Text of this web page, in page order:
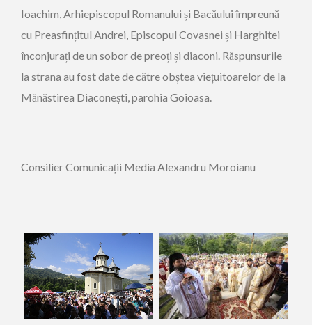
Ioachim, Arhiepiscopul Romanului și Bacăului împreună
cu Preasfințitul Andrei, Episcopul Covasnei și Harghitei
înconjurați de un sobor de preoți și diaconi. Răspunsurile
la strana au fost date de către obștea viețuitoarelor de la
Mănăstirea Diaconești, parohia Goioasa.
Consilier Comunicații Media Alexandru Moroianu